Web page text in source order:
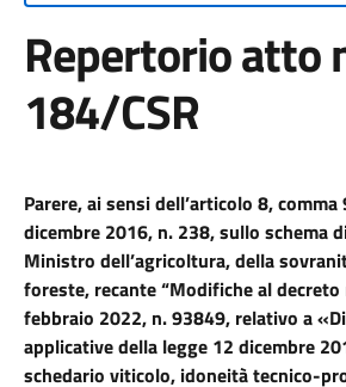
Repertorio atto
184/CSR
Parere, ai sensi dell’articolo 8,
dicembre 2016, n. 238, sullo schema
Ministro dell’agricoltura, della
foreste, recante “Modifiche al
febbraio 2022, n. 93849, relativo a
applicative della legge 12 dicembre
schedario viticolo, idoneità tecnico-